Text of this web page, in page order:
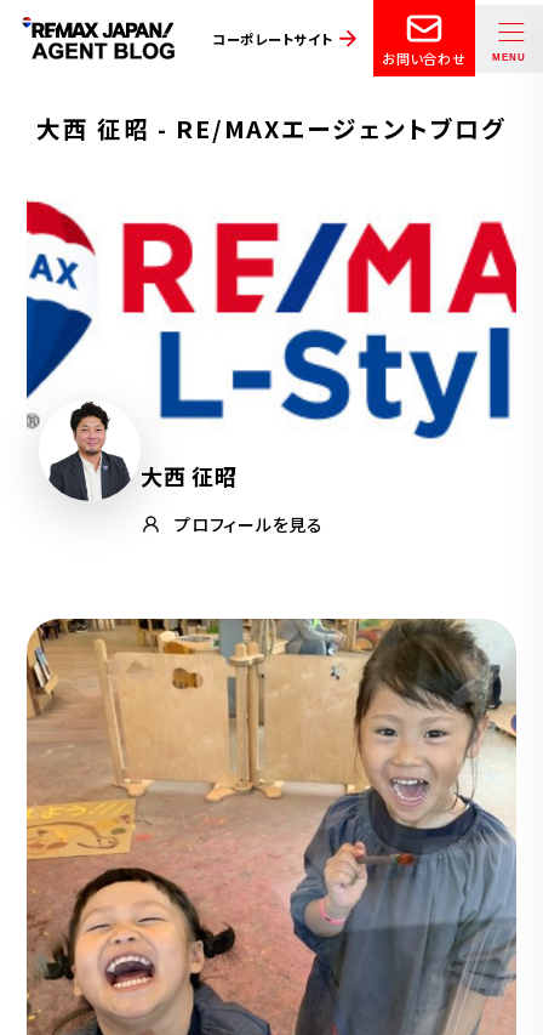
コーポレートサイト
お問い合わせ
大西 征昭 - RE/MAXエージェントブログ
大西 征昭
プロフィールを見る